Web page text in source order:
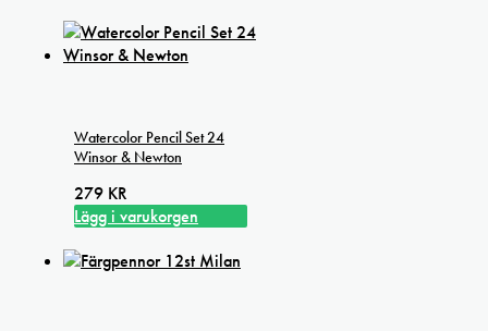
Watercolor Pencil Set 24
Winsor & Newton
279 KR
Lägg i varukorgen